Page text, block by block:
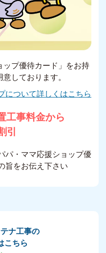
ップ優待カード」をお持
しております。
について詳しくはこちら
工事料金から
引
パ・ママ応援ショップ優
旨をお伝え下さい
テナ工事の
こちら